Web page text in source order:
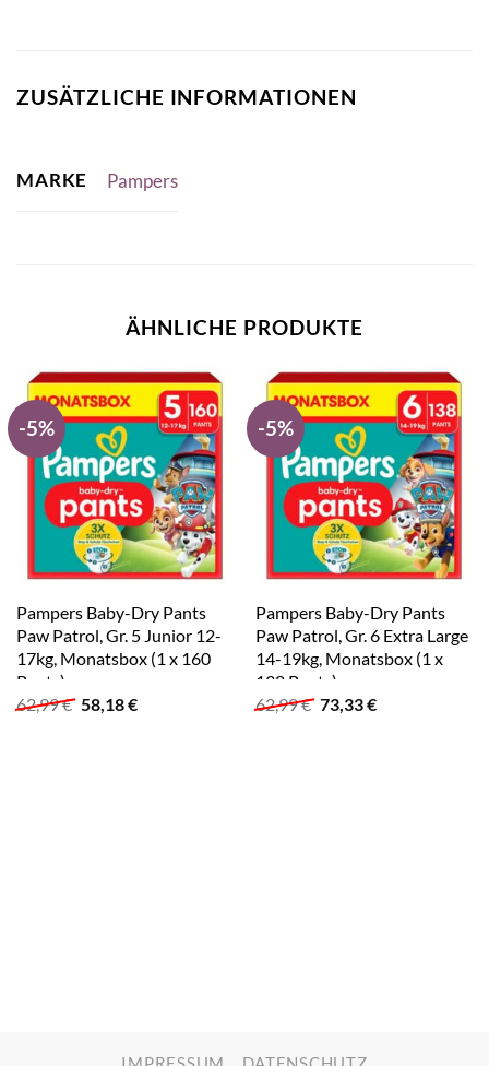
ZUSÄTZLICHE INFORMATIONEN
MARKE Pampers
ÄHNLICHE PRODUKTE
-5%
Pampers Baby-Dry Pants
Paw Patrol, Gr. 5 Junior 12-
17kg, Monatsbox (1 x 160
Pants)
62,99€ Ursprünglicher
Preis
58,18€Aktueller
-5%
Pampers Baby-Dry Pants
Paw Patrol, Gr. 6 Extra Large
14-19kg, Monatsbox (1 x
138 Pants)
62,99€ Ursprünglicher
Preis
73,33€Aktueller